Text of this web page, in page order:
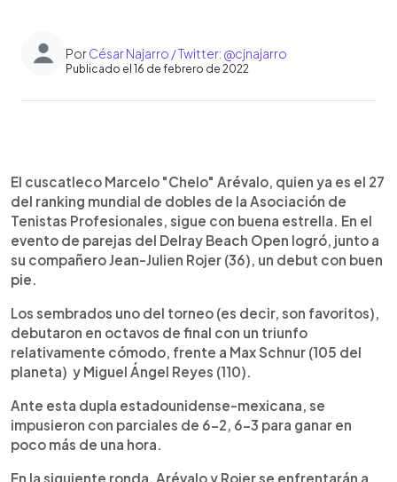
PorCésar Najarro / Twitter: @cjnajarro
Publicado el 16 de febrero de 2022
Escuchar artículo
El cuscatleco Marcelo "Chelo" Arévalo, quien ya es el 27
del ranking mundial de dobles de la Asociación de
Tenistas Profesionales, sigue con buena estrella. En el
evento de parejas del Delray Beach Open logró, junto a
su compañero Jean-Julien Rojer (36), un debut con buen
pie.
Los sembrados uno del torneo (es decir, son favoritos),
debutaron en octavos de final con un triunfo
relativamente cómodo, frente a Max Schnur (105 del
planeta) y Miguel Ángel Reyes (110).
Ante esta dupla estadounidense-mexicana, se
impusieron con parciales de 6-2, 6-3 para ganar en
poco más de una hora.
En la siguiente ronda, Arévalo y Rojer se enfrentarán a